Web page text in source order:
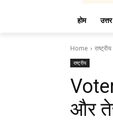
होम
Home राष्ट्रीय
राष्ट्रीय
और